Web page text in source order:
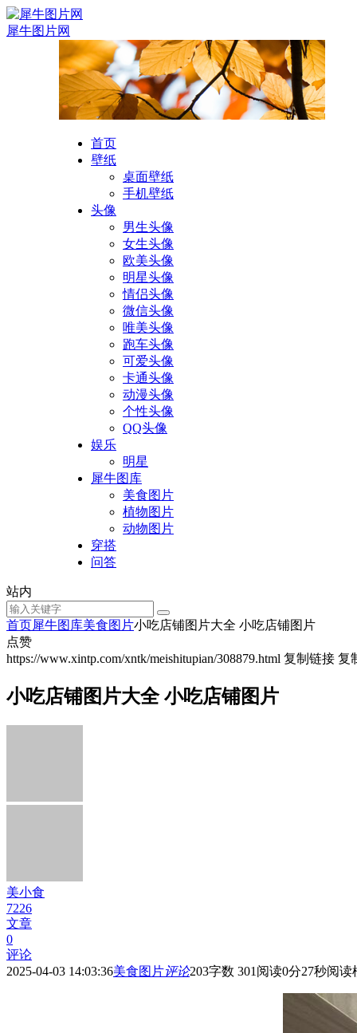
犀牛图片网
首页
壁纸
桌面壁纸
手机壁纸
头像
男生头像
女生头像
欧美头像
明星头像
情侣头像
微信头像
唯美头像
跑车头像
可爱头像
卡通头像
动漫头像
个性头像
QQ头像
娱乐
明星
犀牛图库
美食图片
植物图片
动物图片
穿搭
问答
站内
首页犀牛图库美食图片小吃店铺图片大全 小吃店铺图片
点赞
https://www.xintp.com/xntk/meishitupian/308879.html 复制链接 复
小吃店铺图片大全 小吃店铺图片
美小食
7226
文章
0
评论
2025-04-03 14:03:36美食图片评论203字数 301 阅读0分27秒阅读